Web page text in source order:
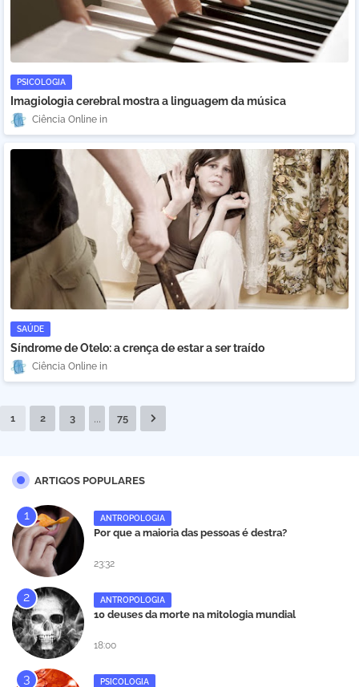
PSICOLOGIA
Imagiologia cerebral mostra a linguagem da música
Ciência Online
SAÚDE
Síndrome de Otelo: a crença de estar a ser traído
Ciência Online
1 2 3 ... 75
ARTIGOS POPULARES
ANTROPOLOGIA
Por que a maioria das pessoas é destra?
23:32
ANTROPOLOGIA
10 deuses da morte na mitologia mundial
18:00
PSICOLOGIA